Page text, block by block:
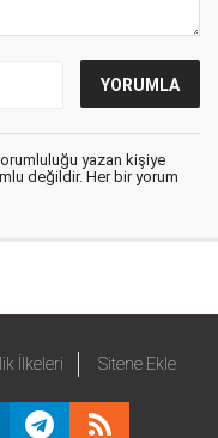
yazan kişiye
değildir. Her bir yorum
İlkeleri Sitene Ekle